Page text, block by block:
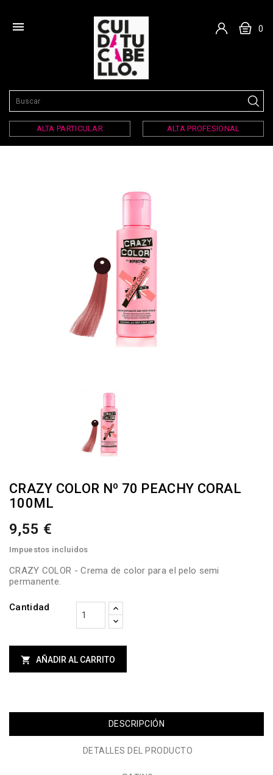
 0
ALTA PARTICULAR ALTA PROFESIONAL
CRAZY COLOR Nº 70 PEACHY CORAL
100ML
9,55 €
Impuestos incluidos
CRAZY COLOR - Crema de color para el pelo semi
permanente.
Cantidad
 AÑADIR AL CARRITO
DESCRIPCIÓN
DETALLES DEL PRODUCTO